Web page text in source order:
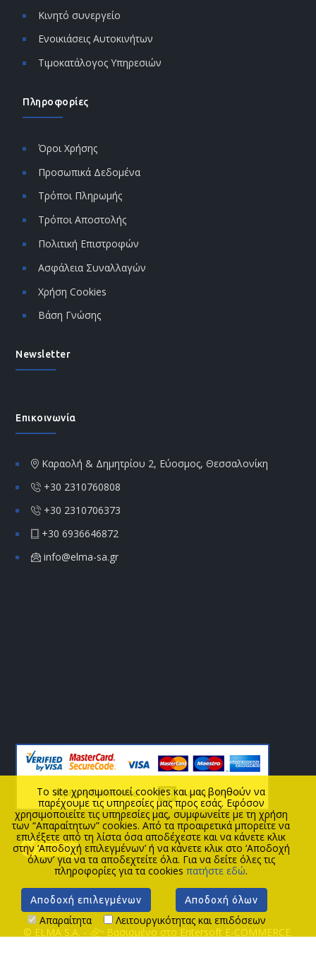
To site χρησιμοποιεί cookies και μας βοηθούν να
παρέχουμε τις υπηρεσίες μας προς εσάς. Εφόσον
χρησιμοποιείτε τις υπηρεσίες μας, συμφωνείτε με τη χρήση
των “Απαραίτητων” cookies. Από τα προαιρετικά μπορείτε να
επιλέξετε από τη λίστα όσα αποδέχεστε και να κάνετε κλικ
στην ‘Αποδοχή επιλεγμένων’ ή να κάνετε κλικ στο ‘Αποδοχή
όλων’ για να τα αποδεχτείτε όλα. Για να δείτε όλες τις
πληροφορίες για τα cookies πατήστε εδώ.
Αποδοχή επιλεγμένων Αποδοχή όλων
Απαραίτητα Λειτουργικότητας και επιδόσεων
Κινητό συνεργείο
Ενοικιάσεις Αυτοκινήτων
Τιμοκατάλογος Υπηρεσιών
Πληροφορίες
Όροι Χρήσης
Προσωπικά Δεδομένα
Τρόποι Πληρωμής
Τρόποι Αποστολής
Πολιτική Επιστροφών
Ασφάλεια Συναλλαγών
Χρήση Cookies
Βάση Γνώσης
Newsletter
Επικοινωνία
Καραολή & Δημητρίου 2, Εύοσμος, Θεσσαλονίκη
+30 2310760808
+30 2310706373
+30 6936646872
info@elma-sa.gr
© ELMA S.A. - Βασισμένο στο Entersoft E-COMMERCE.